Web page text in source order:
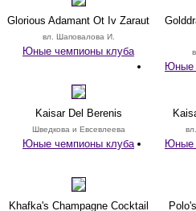
Glorious Adamant Ot Iv Zaraut
вл. Шаповалова И.
Юные чемпионы клуба
Юные
Kaisar Del Berenis
Шведкова и Евсевлеева
Юные чемпионы клуба Юные
Khafka's Champagne Cocktail